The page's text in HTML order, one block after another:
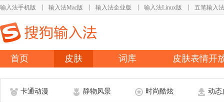
输入法手机版 输入法Mac版 输入法企业版 输入法Linux版 五笔输入法
首页 皮肤 词库 皮肤表情开
卡通动漫 静物风景 时尚酷炫 动态